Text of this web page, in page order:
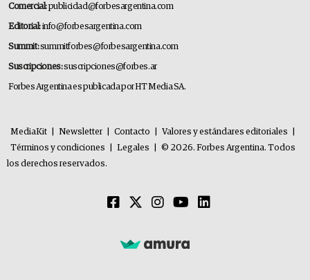
Comercial:publicidad@forbesargentina.com
Editorial:info@forbesargentina.com
Summit:summitforbes@forbesargentina.com
Suscripciones:suscripciones@forbes.ar
Forbes Argentina es publicada por HT Media SA.
MediaKit Newsletter Contacto Valores y estándares editoriales
Términos y condiciones
Legales
© 2026. Forbes Argentina. Todos
los derechos reservados.